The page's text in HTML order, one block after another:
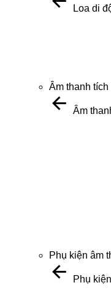
Loa di
Âm thanh
Âm
Phụ kiện âm
Phụ